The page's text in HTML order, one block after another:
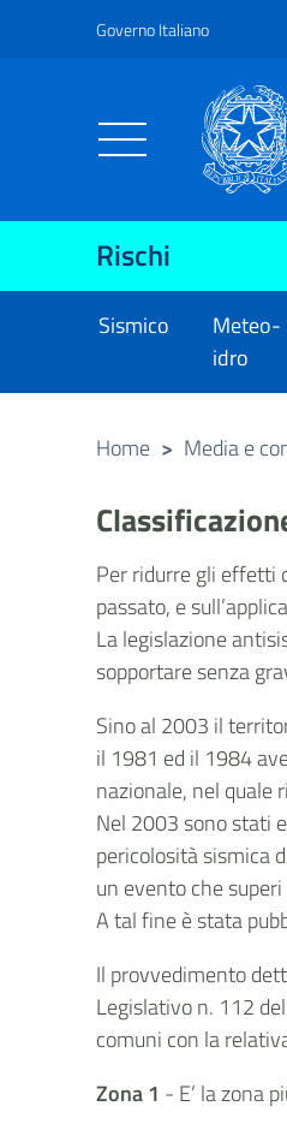
Vai al contenuto
Raggiungi il piè di
Governo Italiano
Rischi
Sismico
Meteo-
idro
Home > Media e
Per ridurre gli effetti
passato, e
La legislazione
sopportare senza
Sino al 2003 il
il 1981 ed il 1984
nazionale, nel quale
Nel 2003 sono stati
pericolosità sismica
un evento che
A tal fine è stata
Il provvedimento
Legislativo n. 112
comuni con la
Zona 1 - E’ la zona